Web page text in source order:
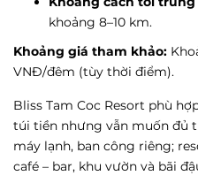
khoảng 8–10 km.
Khoảng giá tham khảo:
VNĐ/đêm (tùy thời điểm).
Bliss Tam Coc Resort phù
túi tiền nhưng vẫn muốn đủ
máy lạnh, ban công riêng;
café – bar, khu vườn và bãi